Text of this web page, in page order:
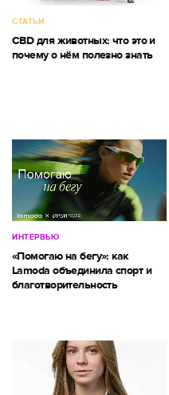
СТАТЬИ
CBD для животных: что это и
почему о нём полезно знать
ИНТЕРВЬЮ
«Помогаю на бегу»: как
Lamoda объединила спорт и
благотворительность